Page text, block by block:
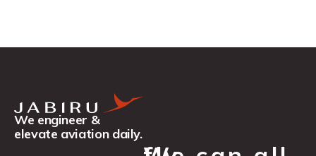
We engineer &
elevate aviation daily.